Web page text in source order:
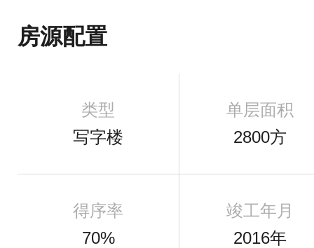
房源配置
类型
写字楼
单层面积
2800方
得序率
70%
竣工年月
2016年